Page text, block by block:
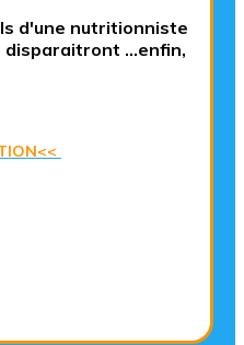
d'une nutritionniste
...enfin,